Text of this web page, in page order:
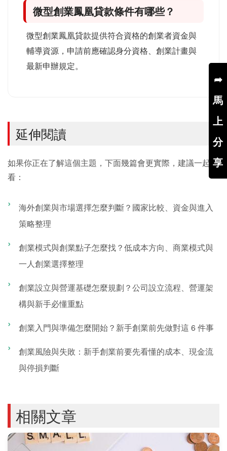
微型創業鳳凰貸款條件有哪些？
微型創業鳳凰貸款提供符合資格的創業者資金與
輔導資源，申請前應確認身分資格、創業計畫與
最新申辦規定。
延伸閱讀
如果你正在了解這個主題，下面幾篇會更實際，建議一起
看：
海外創業與市場選擇怎麼判斷？國家比較、資金與進入
策略整理
創業模式與創業點子怎麼找？低成本方向、商業模式與
一人創業選擇整理
創業設立與營運基礎怎麼規劃？公司設立流程、營運架
構與新手必懂重點
創業入門與準備怎麼開始？新手創業前先做對這 6 件事
創業風險與失敗：新手創業前要先看懂的成本、現金流
與停損判斷
相關文章
➦
馬
上
分
享